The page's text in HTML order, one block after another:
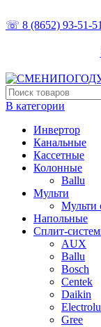
☏ 8 (8652) 93-51-51
В категории
Инвертор
Канальные
Кассетные
Колонные
Ballu
Мульти
Мульти
Напольные
Сплит-
AUX
Ballu
Bosch
Centek
Daikin
Gree